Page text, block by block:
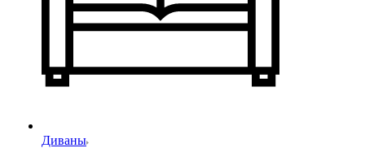
Диваны